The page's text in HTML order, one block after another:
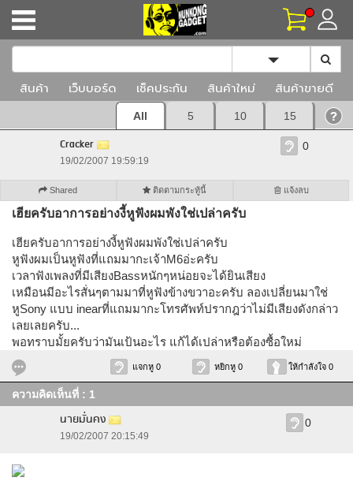
Toggle
สินค้า เว็บบอร์ด เช็คประกัน สินค้าใหม่ สินค้าขายดี
All 5 10 15
Cracker
19/02/2007 19:59:19
0
Shared ติดตามกระทู้นี้ แจ้งลบ
เฮียครับอาการอย่างงี้หูฟังผมพังใช่เปล่าครับ
เฮียครับอาการอย่างงี้หูฟังผมพังใช่เปล่าครับ
หูฟังผมเป็นหูฟังที่แถมมากะเจ้าM6อ่ะครับ
เวลาฟังเพลงที่มีเสียงBassหนักๆหน่อยจะได้ยินเสียง
เหมือนมีอะไรสั่นๆตามมาที่หูฟังข้างขวาอะครับ ลองเปลี่ยนมาใช่
หูSony แบบ inearที่แถมมากะโทรศัพท์ปรากฎว่าไม่มีเสียงดังกล่าว
เลยเลยครับ...
พอทราบมั้ยครับว่ามันเป้นอะไร แก้ได้เปล่าหรือต้องซื้อใหม่
แจกหู 0 หยิกหู 0 ให้กำลังใจ 0
ความคิดเห็นที่ : 1
นายมั่นคง
19/02/2007 20:15:49
0